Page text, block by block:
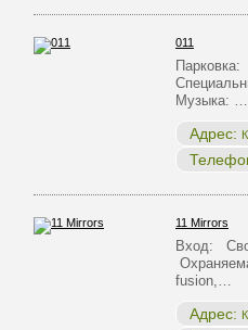
011
Музыка: …
Адрес:
11 Mirrors
Вход:
fusion,…
Адрес: